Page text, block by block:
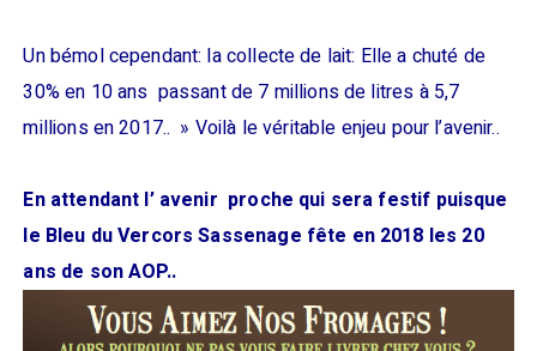
Un bémol cependant: la collecte de lait: Elle a chuté de
30% en 10 ans passant de 7 millions de litres à 5,7
millions en 2017.. » Voilà le véritable enjeu pour l’avenir..
En attendant l’ avenir proche qui sera festif puisque
le Bleu du Vercors Sassenage fête en 2018 les 20
ans de son AOP..